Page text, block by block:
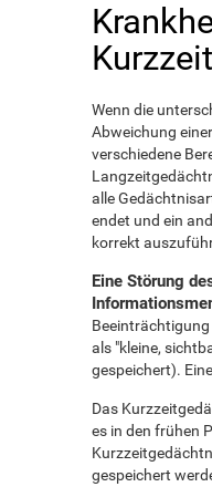
Wenn die
Abweichung
verschiedene
alle
endet und ein
korrekt
Eine Störung
als "kleine,
gespeichert).
Das
es in den frühen
gespeichert